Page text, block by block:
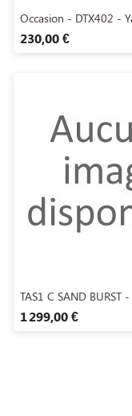
Aperçu
Occasion - DTX402 -
230,00 €
Aperçu
TAS1 C SAND BURST
1 299,00 €